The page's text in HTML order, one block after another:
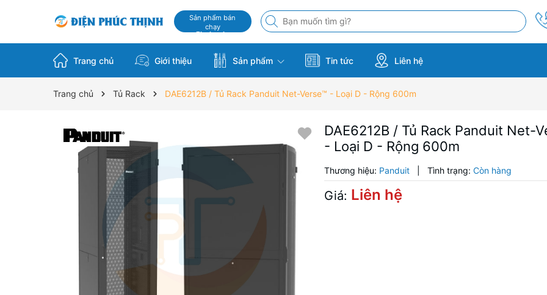
Sản phẩm bán
chạy
Flash sale
Trang chủ Giới thiệu Sản phẩm Tin tức Liên hệ
Trang chủ Tủ Rack DAE6212B / Tủ Rack Panduit Net-Verse™ - Loại D - Rộng 600m
DAE6212B / Tủ Rack Panduit Net-
- Loại D - Rộng 600m
Thương hiệu: Panduit Tình trạng: Còn hàng
Giá: Liên hệ